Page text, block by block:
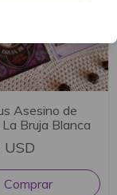
Asesino de
Bruja Blanca
USD